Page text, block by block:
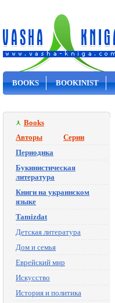
BOOKS BOOKINIST
Books
Авторы
Серии
Периодика
Букинистическая
литература
Книги на украинском
языке
Tamizdat
Детская литература
Дом и семья
Еврейский мир
Искусство
История и политика